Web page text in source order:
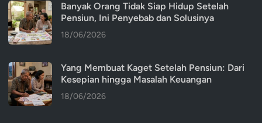
Banyak Orang Tidak Siap Hidup Setelah
Pensiun, Ini Penyebab dan Solusinya
18/06/2026
Yang Membuat Kaget Setelah Pensiun: Dari
Kesepian hingga Masalah Keuangan
18/06/2026